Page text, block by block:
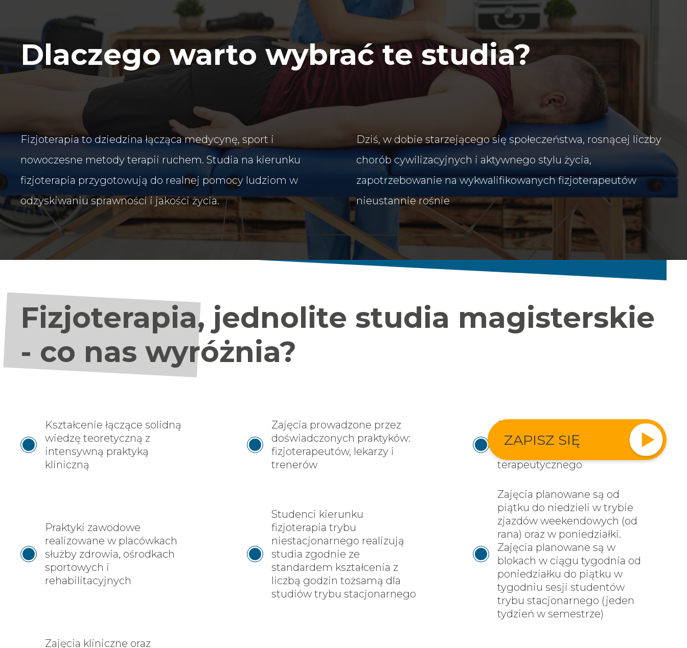
ZAPISZ SIĘ
Dlaczego warto wybrać te studia?
Fizjoterapia to dziedzina łącząca medycynę, sport i
nowoczesne metody terapii ruchem. Studia na kierunku
fizjoterapia przygotowują do realnej pomocy ludziom w
odzyskiwaniu sprawności i jakości życia.
Dziś, w dobie starzejącego się społeczeństwa, rosnącej liczby
chorób cywilizacyjnych i aktywnego stylu życia,
zapotrzebowanie na wykwalifikowanych fizjoterapeutów
nieustannie rośnie
Fizjoterapia, jednolite studia magisterskie
- co nas wyróżnia?
Kształcenie łączące solidną
wiedzę teoretyczną z
intensywną praktyką
kliniczną
Zajęcia prowadzone przez
doświadczonych praktyków:
fizjoterapeutów, lekarzy i
trenerów
Dostęp do nowoczesnej
bazy dydaktycznej i
profesjonalnego sprzętu
terapeutycznego
Praktyki zawodowe
realizowane w placówkach
służby zdrowia, ośrodkach
sportowych i
rehabilitacyjnych
Studenci kierunku
fizjoterapia trybu
niestacjonarnego realizują
studia zgodnie ze
standardem kształcenia z
liczbą godzin tożsamą dla
studiów trybu stacjonarnego
Zajęcia planowane są od
piątku do niedzieli w trybie
zjazdów weekendowych (od
rana) oraz w poniedziałki.
Zajęcia planowane są w
blokach w ciągu tygodnia od
poniedziałku do piątku w
tygodniu sesji studentów
trybu stacjonarnego (jeden
tydzień w semestrze)
Zajęcia kliniczne oraz